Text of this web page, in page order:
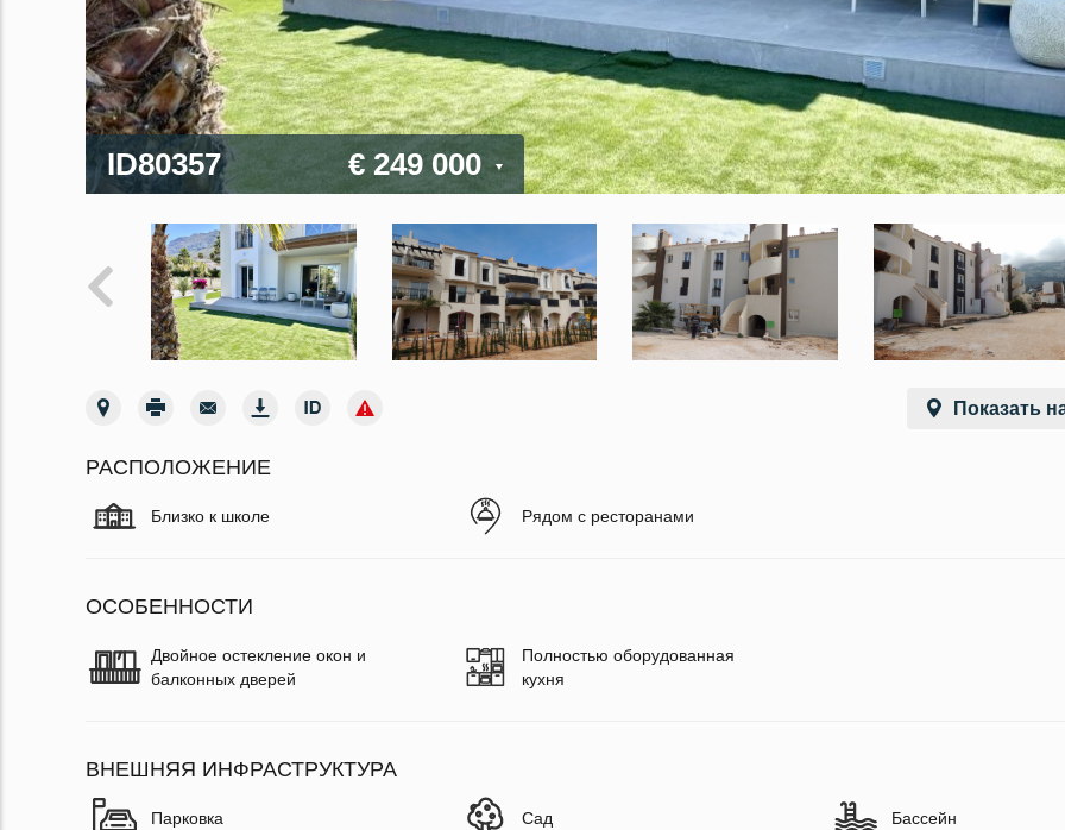
ID80357 € 249 000
Показать
РАСПОЛОЖЕНИЕ
Близко к школе Рядом с ресторанами
ОСОБЕННОСТИ
Двойное остекление окон и
балконных дверей
Полностью оборудованная
кухня
ВНЕШНЯЯ ИНФРАСТРУКТУРА
Парковка Сад Бассейн